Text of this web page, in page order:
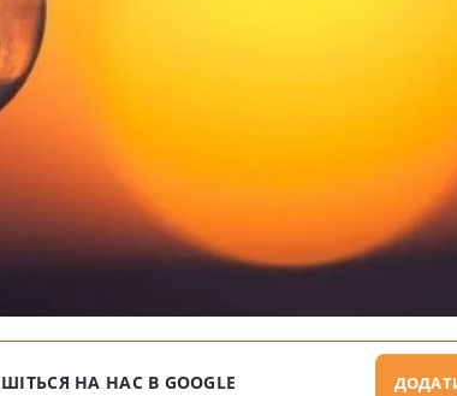
НА НАС В GOOGLE